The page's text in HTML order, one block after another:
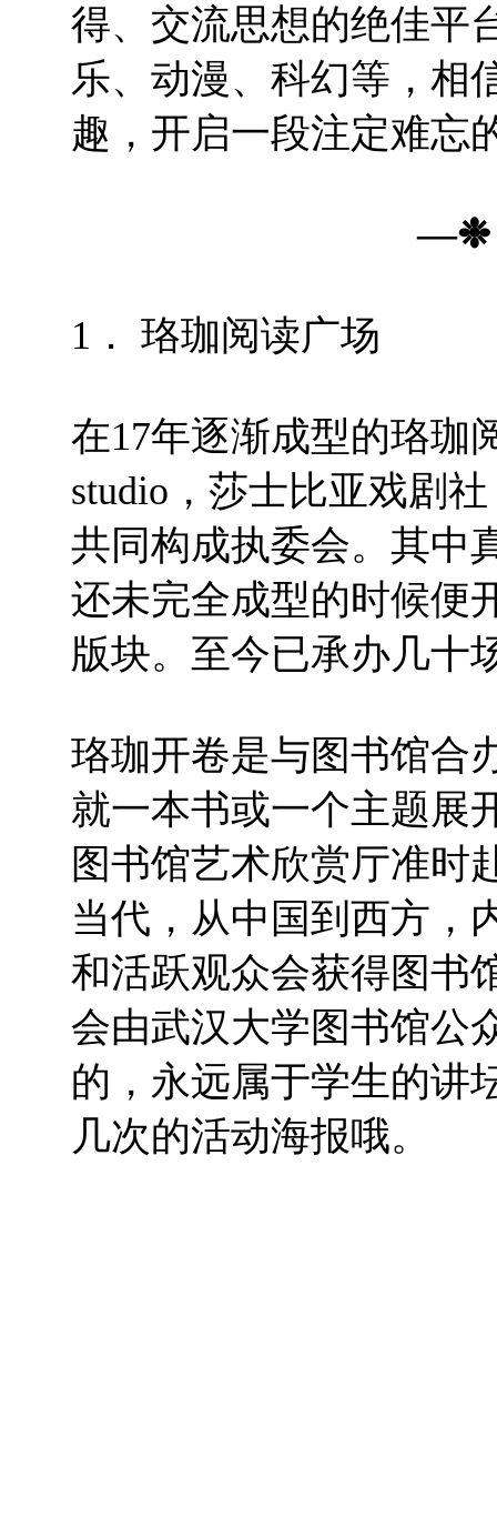
得、交流思想的绝佳平
乐、动漫、科幻等，相
趣，开启一段注定难忘
—❉
1． 珞珈阅读广场
在17年逐渐成型的珞珈
studio，莎士比亚戏剧
共同构成执委会。其中
还未完全成型的时候便
版块。至今已承办几十
珞珈开卷是与图书馆合
就一本书或一个主题展
图书馆艺术欣赏厅准时
当代，从中国到西方，
和活跃观众会获得图书
会由武汉大学图书馆公
的，永远属于学生的讲
几次的活动海报哦。